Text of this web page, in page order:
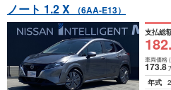
ノート 1.2 X （6AA-E13）
支払総
182
車両価格
173.8
年式